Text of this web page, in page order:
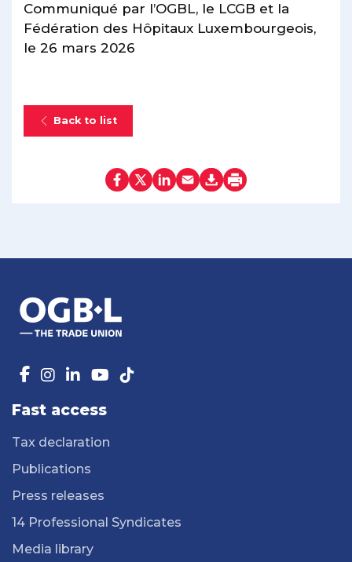
Communiqué par l’OGBL, le LCGB et la
Fédération des Hôpitaux Luxembourgeois,
le 26 mars 2026
Back to list
Fast access
Tax declaration
Publications
Press releases
14 Professional Syndicates
Media library